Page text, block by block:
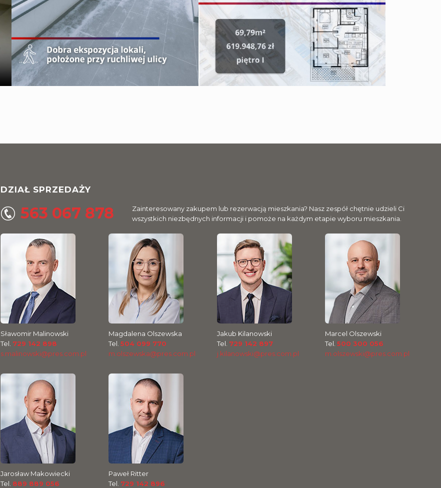
DZIAŁ SPRZEDAŻY
563 067 878
Zainteresowany zakupem lub rezerwacją mieszkania? Nasz zespół chętnie udzieli Ci
wszystkich niezbędnych informacji i pomoże na każdym etapie wyboru mieszkania.
Sławomir Malinowski
Tel. 729 142 898
s.malinowski@pres.com.pl
Magdalena Olszewska
Tel.504 099 770
m.olszewska@pres.com.pl
Jakub Kilanowski
Tel. 729 142 897
j.kilanowski@pres.com.pl
Marcel Olszewski
Tel.500 300 056
m.olszewski@pres.com.pl
Jarosław Makowiecki
Tel. 889 889 056
Paweł Ritter
Tel. 729 142 896